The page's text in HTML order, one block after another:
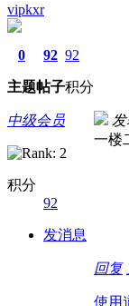
vipkxr
0
主题
92
帖子
92
积分
中级会员
积分
92
发消息
发
一楼
回复
使用